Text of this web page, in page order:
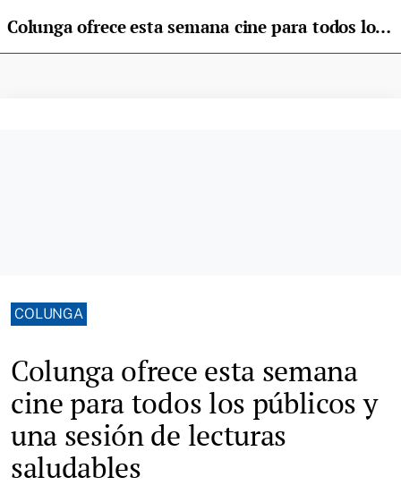
Colunga ofrece esta semana cine para todos los públicos y una sesión de lecturas saludables
COLUNGA
Colunga ofrece esta semana
cine para todos los públicos y
una sesión de lecturas
saludables